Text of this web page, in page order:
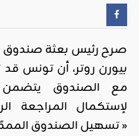
صرح رئيس بعثة صندوق
بيورن روتر، أن تونس
مع الصندوق يتضمن
لإستكمال المراجعة
« تسهيل الصندوق